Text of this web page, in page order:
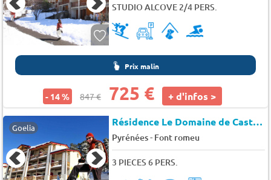
STUDIO ALCOVE 2/4 PERS.
Prix malin
- 14 % 847 € 725 € + d'infos >
Goelia Résidence Le Domaine de Castella
Pyrénées- Font romeu
3 PIECES 6 PERS.